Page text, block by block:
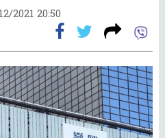
2021 20:50